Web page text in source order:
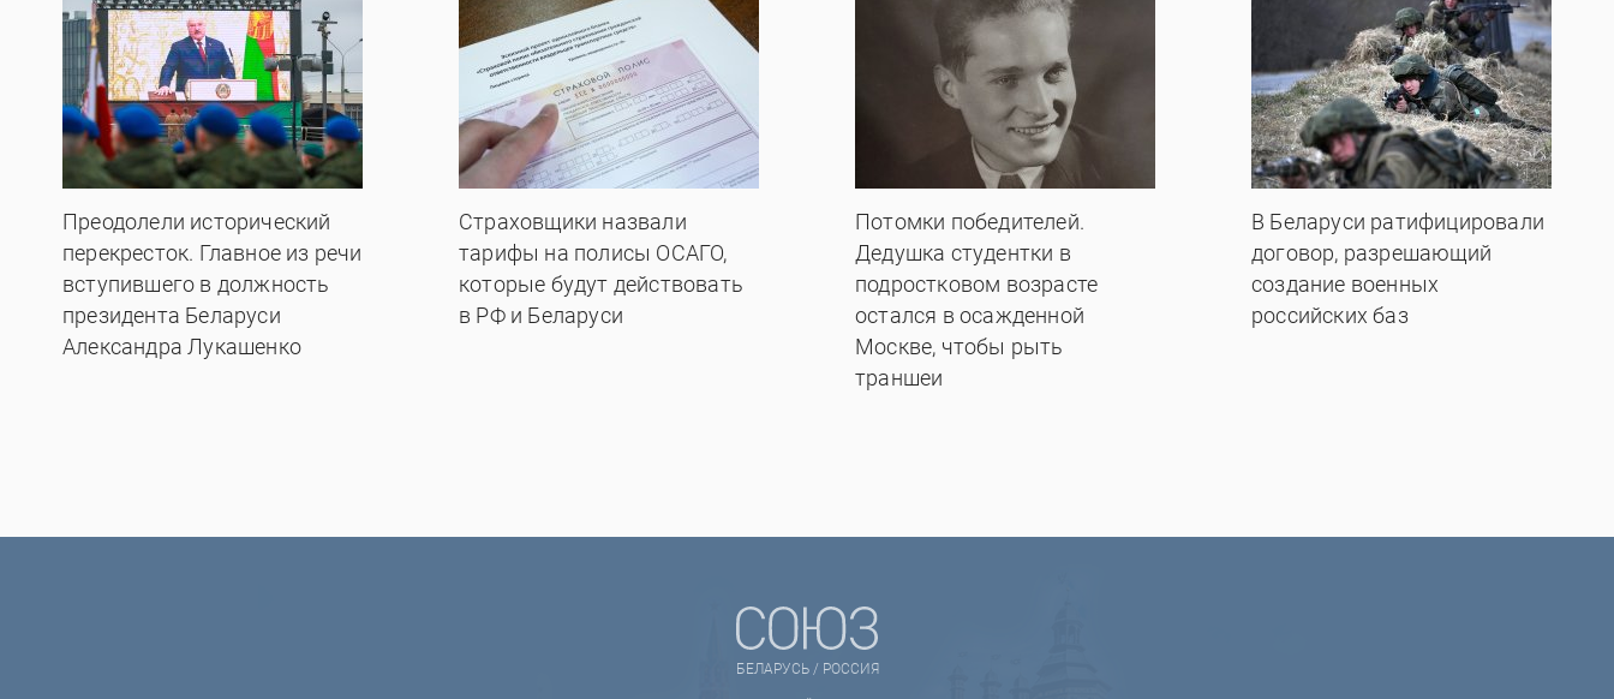
Преодолели исторический
перекресток. Главное из речи
вступившего в должность
президента Беларуси
Александра Лукашенко
Страховщики назвали
тарифы на полисы ОСАГО,
которые будут действовать
в РФ и Беларуси
Потомки победителей.
Дедушка студентки в
подростковом возрасте
остался в осажденной
Москве, чтобы рыть
траншеи
В Беларуси ратифицировали
договор, разрешающий
создание военных
российских баз
БЕЛАРУСЬ / РОССИЯ